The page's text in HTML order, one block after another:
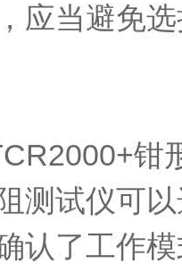
应当避免
钳形
测试仪可
认了工作